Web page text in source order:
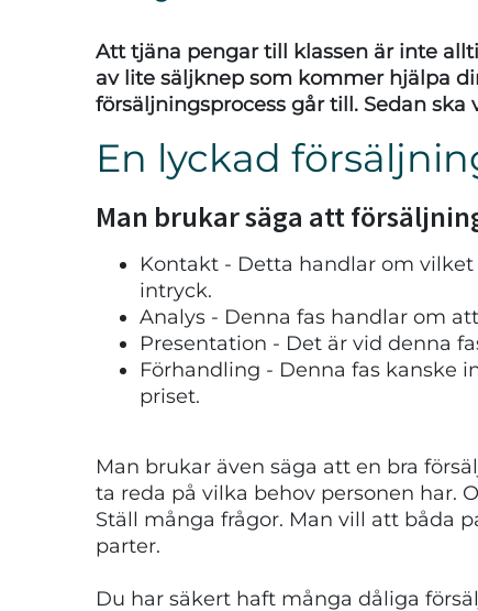
Att tjäna pengar till klassen är inte
av lite säljknep som kommer hjälpa
försäljningsprocess går till. Sedan
En lyckad
Man brukar säga att
Kontakt - Detta handlar om
intryck.
Analys - Denna fas handlar om
Presentation - Det är vid denna
Förhandling - Denna fas kanske
priset.
Man brukar även säga att en bra
ta reda på vilka behov personen har.
Ställ många frågor. Man vill att båda
parter.
Du har säkert haft många dåliga